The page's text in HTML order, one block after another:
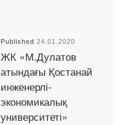
Published24.01.2020
ЖК «М.Дулатов
атындағы Қостанай
инженерлі-
экономикалық
университеті»